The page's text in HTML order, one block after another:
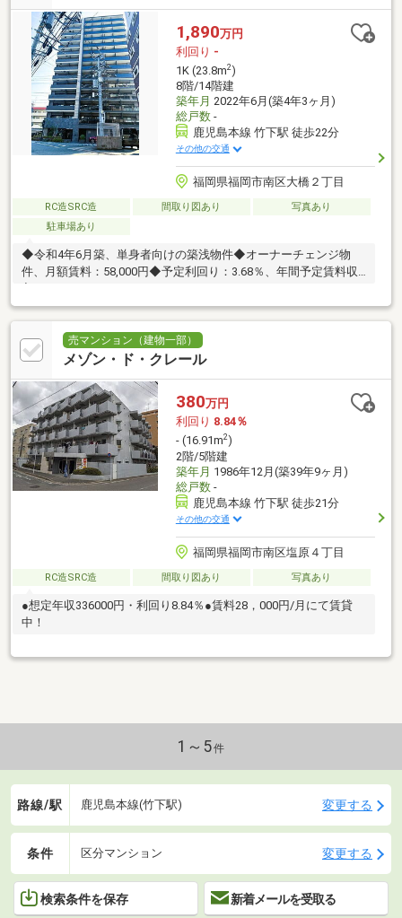
1,890万円
利回り -
1K (23.8m2)
8階/14階建
築年月 2022年6月(築4年3ヶ月)
総戸数-
鹿児島本線 竹下駅 徒歩22分
その他の交通
福岡県福岡市南区大橋２丁目
RC造SRC造 間取り図あり
写真あり
駐車場あり
◆令和4年6月築、単身者向けの築浅物件◆オーナーチェンジ物
件、月額賃料：58,000円◆予定利回り：3.68％、年間予定賃料収
売マンション（建物一部）
メゾン・ド・クレール
380万円
利回り 8.84％
- (16.91m2)
2階/5階建
築年月 1986年12月(築39年9ヶ月)
総戸数-
鹿児島本線 竹下駅 徒歩21分
その他の交通
福岡県福岡市南区塩原４丁目
RC造SRC造 間取り図あり 写真あり
●想定年収336000円・利回り8.84％●賃料28，000円/月にて賃貸
中！
1～5件
路線/駅 鹿児島本線(竹下駅) 変更する
条件 区分マンション 変更する
検索条件を保存 新着メールを受取る